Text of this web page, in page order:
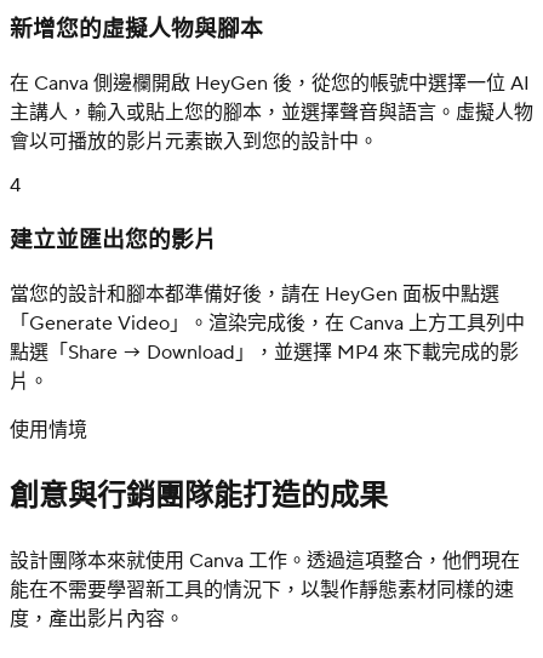
新增您的虛擬人物與腳本
在 Canva 側邊欄開啟 HeyGen 後，從您的帳號中選擇一位 AI
主講人，輸入或貼上您的腳本，並選擇聲音與語言。虛擬人物
會以可播放的影片元素嵌入到您的設計中。
4
建立並匯出您的影片
當您的設計和腳本都準備好後，請在 HeyGen 面板中點選
「Generate Video」。渲染完成後，在 Canva 上方工具列中
點選「Share → Download」，並選擇 MP4 來下載完成的影
片。
使用情境
創意與行銷團隊能打造的成果
設計團隊本來就使用 Canva 工作。透過這項整合，他們現在
能在不需要學習新工具的情況下，以製作靜態素材同樣的速
度，產出影片內容。